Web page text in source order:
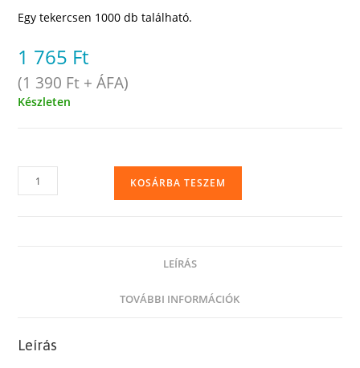
Egy tekercsen 1000 db található.
1 765 Ft
(1 390 Ft + ÁFA)
Készleten
Lezáró
korong,
es,
KOSÁRBA TESZEM
LEÍRÁS
TOVÁBBI INFORMÁCIÓK
Leírás